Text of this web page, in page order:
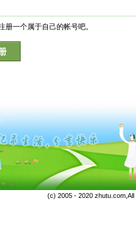
一个属于自己的帐号吧。
(c) 2005 - 2020